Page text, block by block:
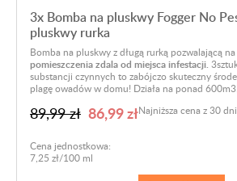
3x Bomba na pluskwy Fogger No
pluskwy rurka
Bomba na pluskwy z długą rurką pozwalającą na
pomieszczenia zdala od miejsca infestacji.
substancji czynnych to zabójczo skuteczny
plagę owadów w domu! Działa na ponad 600m3!
89,99 zł 86,99 zł
Cena jednostkowa:
7,25 zł/100 ml
Najniższa cena z 30